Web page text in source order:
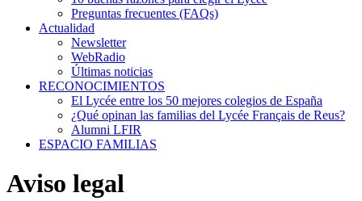
Preguntas frecuentes (FAQs)
Actualidad
Newsletter
WebRadio
Últimas noticias
RECONOCIMIENTOS
El Lycée entre los 50 mejores colegios de España
¿Qué opinan las familias del Lycée Français de Reus?
Alumni LFIR
ESPACIO FAMILIAS
Aviso legal